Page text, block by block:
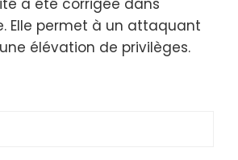
. Elle permet à un attaquant
élévation de privilèges.